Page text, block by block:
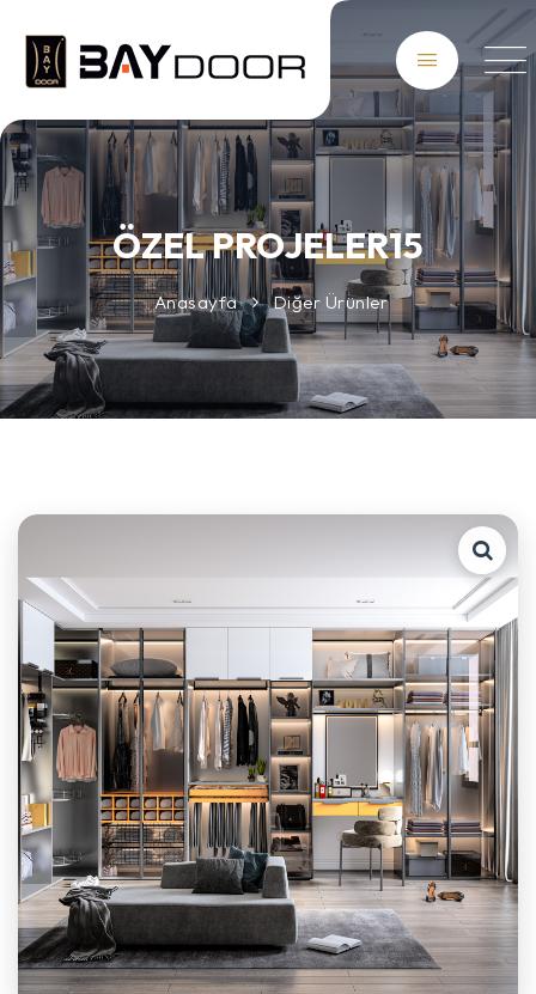
ÖZEL PROJELER15
Anasayfa Diğer Ürünler